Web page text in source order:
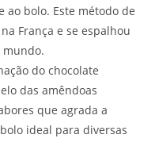
bolo. Este método de
França e se espalhou
mundo.
do chocolate
das amêndoas
que agrada a
ideal para diversas